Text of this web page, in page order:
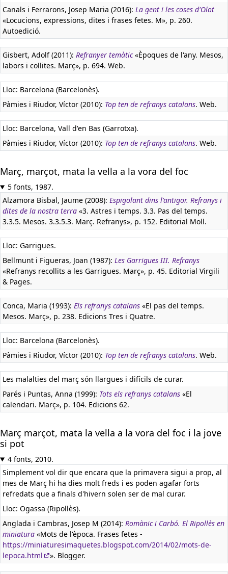
Canals i Ferrarons, Josep Maria (2016): La gent i les coses d'Olot
«Locucions, expressions, dites i frases fetes. M», p. 260.
Autoedició.
Gisbert, Adolf (2011): Refranyer temàtic«Èpoques de l'any. Mesos,
labors i collites. Març», p. 694. Web.
Lloc: Barcelona (Barcelonès).
Pàmies i Riudor, Víctor (2010): Top ten de refranys catalans. Web.
Lloc: Barcelona, Vall d'en Bas (Garrotxa).
Pàmies i Riudor, Víctor (2010): Top ten de refranys catalans. Web.
Març, marçot, mata la vella a la vora del foc
5 fonts, 1987.
Alzamora Bisbal, Jaume (2008): Espigolant dins l'antigor. Refranys i
dites de la nostra terra «3. Astres i temps. 3.3. Pas del temps.
3.3.5. Mesos. 3.3.5.3. Març. Refranys», p. 152. Editorial Moll.
Lloc: Garrigues.
Bellmunt i Figueras, Joan (1987): Les Garrigues III. Refranys
«Refranys recollits a les Garrigues. Març», p. 45. Editorial Virgili
& Pages.
Conca, Maria (1993): Els refranys catalans «El pas del temps.
Mesos. Març», p. 238. Edicions Tres i Quatre.
Lloc: Barcelona (Barcelonès).
Pàmies i Riudor, Víctor (2010): Top ten de refranys catalans. Web.
Les malalties del març són llargues i difícils de curar.
Parés i Puntas, Anna (1999): Tots els refranys catalans «El
calendari. Març», p. 104. Edicions 62.
Març marçot, mata la vella a la vora del foc i la jove
si pot
4 fonts, 2010.
Simplement vol dir que encara que la primavera sigui a prop, al
mes de Març hi ha dies molt freds i es poden agafar forts
refredats que a finals d'hivern solen ser de mal curar.
Lloc: Ogassa (Ripollès).
Anglada i Cambras, Josep M (2014): Romànic i Carbó. El Ripollès en
miniatura «Mots de l'època. Frases fetes -
https://miniaturesimaquetes.blogspot.com/2014/02/mots-de-
lepoca.html
». Blogger.